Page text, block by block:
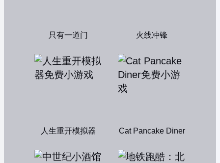
只有一道门 火线冲锋
人生重开模拟器 Cat Pancake Diner